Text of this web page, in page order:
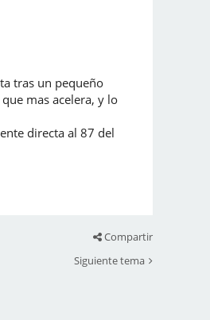
tras un pequeño
mas acelera, y lo
directa al 87 del
Compartir
Siguiente tema